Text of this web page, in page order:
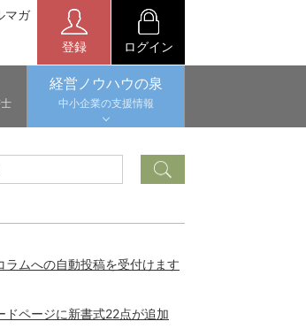
マガ
登録 ログイン
経営ノウハウの泉
中小企業の支援情報
ラムへの自動投稿を受付けます
ドページに新書式22点が追加